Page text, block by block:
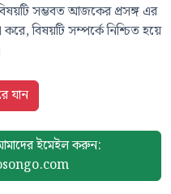
সম্ভবত আজকের প্রসঙ্গ এর
বিষয়টি সম্পর্কে নিশ্চিত হয়ে
যান
ইমেইল করুন: